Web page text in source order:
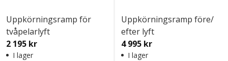
Uppkörningsramp för
tvåpelarlyft
2 195 kr
I lager
Uppkörningsramp före/
efter lyft
4 995 kr
I lager